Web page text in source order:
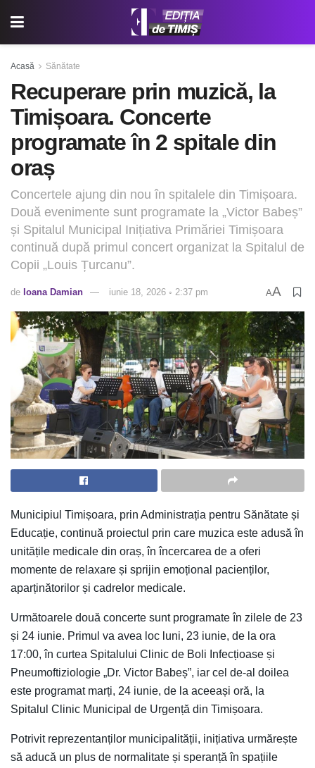
Acasă Sănătate
Recuperare prin muzică, la
Timișoara. Concerte
programate în 2 spitale din
oraș
Concertele ajung din nou în spitalele din Timișoara.
Două evenimente sunt programate la „Victor Babeș”
și Spitalul Municipal Inițiativa Primăriei Timișoara
continuă după primul concert organizat la Spitalul de
Copii „Louis Țurcanu”.
de Ioana Damian iunie 18, 2026 ◦ 2:37 pm AA
Municipiul Timișoara, prin Administrația pentru Sănătate și
Educație, continuă proiectul prin care muzica este adusă în
unitățile medicale din oraș, în încercarea de a oferi
momente de relaxare și sprijin emoțional pacienților,
aparținătorilor și cadrelor medicale.
Următoarele două concerte sunt programate în zilele de 23
și 24 iunie. Primul va avea loc luni, 23 iunie, de la ora
17:00, în curtea Spitalului Clinic de Boli Infecțioase și
Pneumoftiziologie „Dr. Victor Babeș”, iar cel de-al doilea
este programat marți, 24 iunie, de la aceeași oră, la
Spitalul Clinic Municipal de Urgență din Timișoara.
Potrivit reprezentanților municipalității, inițiativa urmărește
să aducă un plus de normalitate și speranță în spațiile